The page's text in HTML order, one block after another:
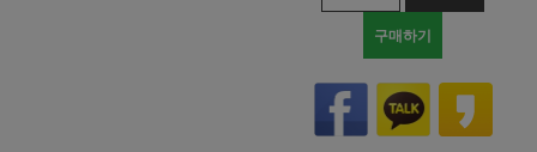
구매하기